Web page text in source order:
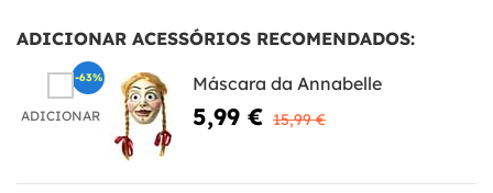
ADICIONAR ACESSÓRIOS RECOMENDADOS:
ADICIONAR
Máscara da Annabelle
5,99 € 15,99 €
-63%